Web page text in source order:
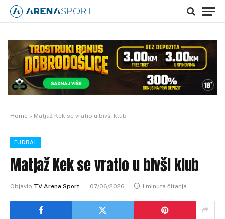
Home » Matjaž Kek se vratio u bivši klub
FUDBAL
Matjaž Kek se vratio u bivši klub
Objavio TV Arena Sport 07/06/2026 1 minuta čitanja